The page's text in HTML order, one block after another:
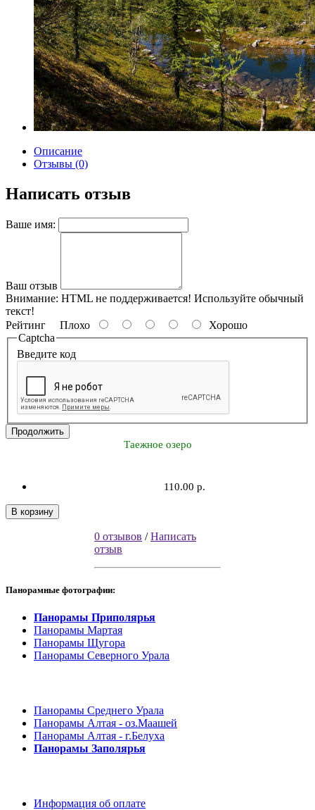
Описание
Отзывы (0)
Написать отзыв
Ваше имя:
Ваш отзыв
Внимание: HTML не поддерживается! Используйте обычный
текст!
Рейтинг Плохо
Хорошо
Captcha
Введите код
Продолжить
Таежное озеро
110.00 р.
В корзину
0 отзывов /Написать
отзыв
Панорамные фотографии:
Панорамы Приполярья
Панорамы Мартая
Панорамы Щугора
Панорамы Северного Урала
Панорамы Среднего Урала
Панорамы Алтая - оз.Маашей
Панорамы Алтая - г.Белуха
Панорамы Заполярья
Информация об оплате